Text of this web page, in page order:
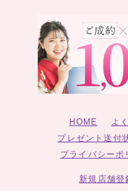
HOME よ
プレゼント送付
プライバシーポ
新規店舗登